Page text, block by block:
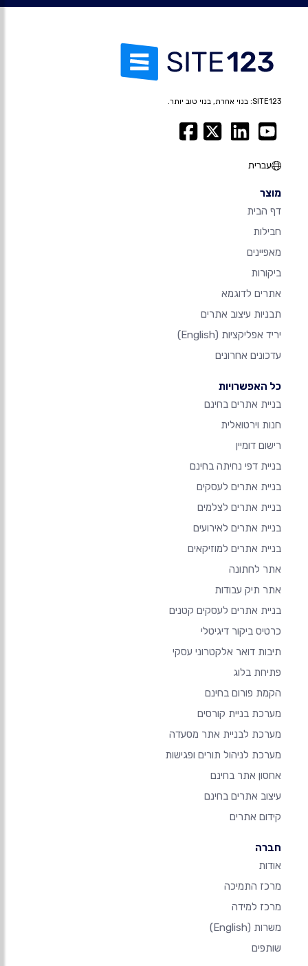
SITE123: בנוי אחרת, בנוי טוב יותר.
עברית
מוצר
דף הבית
חבילות
מאפיינים
ביקורות
אתרים לדוגמא
תבניות עיצוב אתרים
יריד אפליקציות (English)
עדכונים אחרונים
כל האפשרויות
בניית אתרים בחינם
חנות וירטואלית
רישום דומיין
בניית דפי נחיתה בחינם
בניית אתרים לעסקים
בניית אתרים לצלמים
בניית אתרים לאירועים
בניית אתרים למוזיקאים
אתר לחתונה
אתר תיק עבודות
בניית אתרים לעסקים קטנים
כרטיס ביקור דיגיטלי
תיבות דואר אלקטרוני עסקי
פתיחת בלוג
הקמת פורום בחינם
מערכת בניית קורסים
מערכת לבניית אתר מסעדה
מערכת לניהול תורים ופגישות
אחסון אתר בחינם
עיצוב אתרים בחינם
קידום אתרים
חברה
אודות
מרכז התמיכה
מרכז למידה
משרות (English)
שותפים